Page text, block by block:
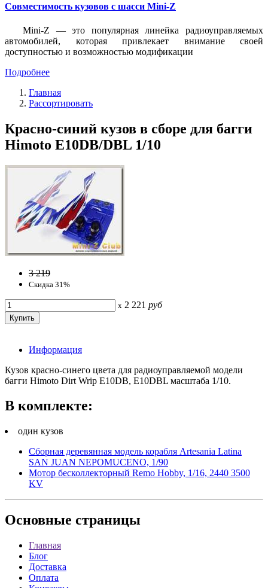
Совместимость кузовов с шасси Mini-Z
Mini-Z — это популярная линейка радиоуправляемых
автомобилей, которая привлекает внимание своей
доступностью и возможностью модификации
Подробнее
Главная
Рассортировать
Красно-синий кузов в сборе для багги
Himoto E10DB/DBL 1/10
3 219
Скидка 31%
x 2 221 руб
Информация
Кузов красно-синего цвета для радиоуправляемой модели
багги Himoto Dirt Wrip E10DB, E10DBL масштаба 1/10.
В комплекте:
один кузов
Сборная деревянная модель корабля Artesania Latina
SAN JUAN NEPOMUCENO, 1/90
Мотор бесколлекторный Remo Hobby, 1/16, 2440 3500
KV
Основные страницы
Главная
Блог
Доставка
Оплата